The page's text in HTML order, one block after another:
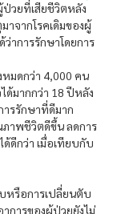
วยที่เสียชีวิตหลัง
าจากโรคเดิมของผู้
าการรักษาโดยการ
มดกว่า 4,000 คน
ด้มากกว่า 18 ปีหลัง
รรักษาที่ดีมาก
าพชีวิตดีขึ้น ลดการ
ดีกว่า เมื่อเทียบกับ
หรือการเปลี่ยนตับ
การของผู้ป่วยยังไม่